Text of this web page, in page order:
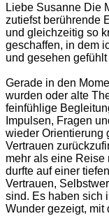
Liebe Susanne Die
zutiefst berührende
und gleichzeitig so
geschaffen, in dem
und gesehen gefühlt
Gerade in den
wurden oder alte
feinfühlige
Impulsen, Fragen
wieder Orientierung
Vertrauen
mehr als eine Reise
durfte auf einer
Vertrauen,
sind. Es haben sich
Wunder gezeigt, mit